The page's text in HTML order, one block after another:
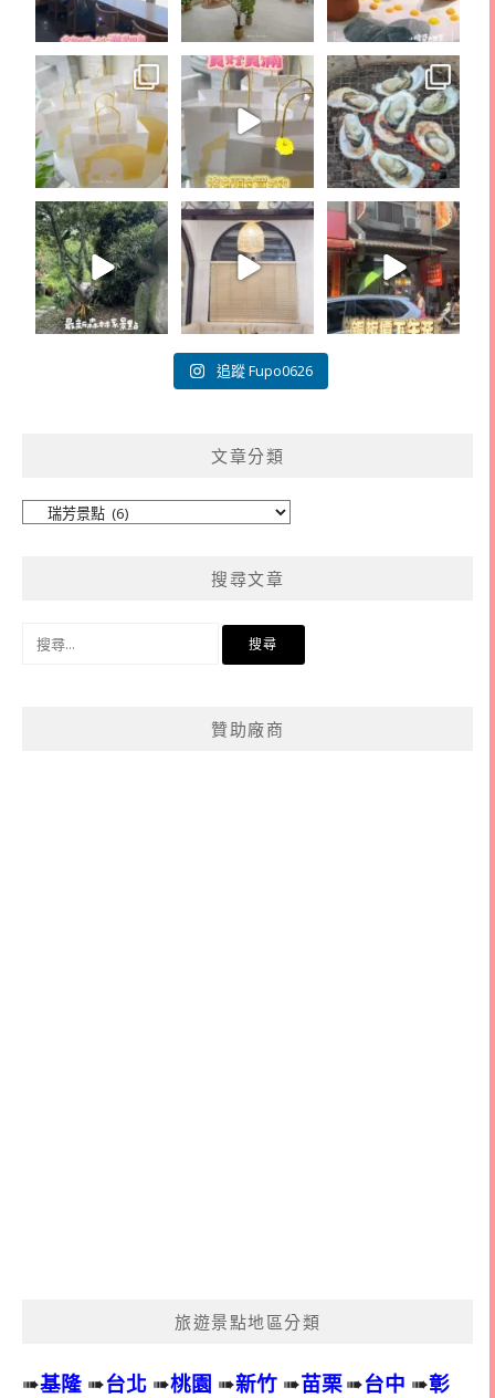
追蹤 Fupo0626
文章分類
搜尋文章
贊助廠商
旅遊景點地區分類
➠基隆 ➠台北 ➠桃園 ➠新竹 ➠苗栗➠台中 ➠彰